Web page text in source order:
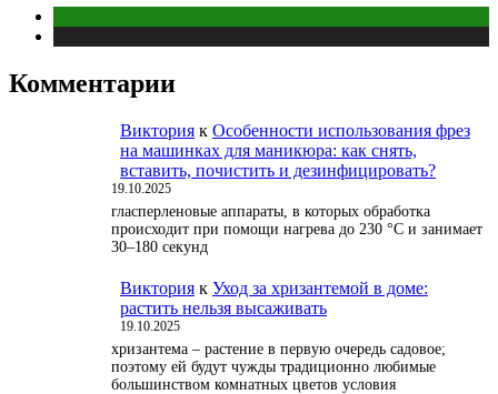
Комментарии
Виктория к Особенности использования фрез
на машинках для маникюра: как снять,
вставить, почистить и дезинфицировать?
19.10.2025
гласперленовые аппараты, в которых обработка
происходит при помощи нагрева до 230 °С и занимает
30–180 секунд
Виктория к Уход за хризантемой в доме:
растить нельзя высаживать
19.10.2025
хризантема – растение в первую очередь садовое;
поэтому ей будут чужды традиционно любимые
большинством комнатных цветов условия